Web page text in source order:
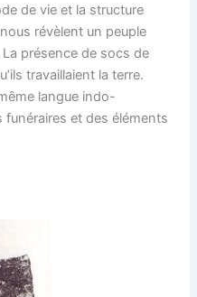
de vie et la structure
révèlent un peuple
présence de socs de
travaillaient la terre.
langue indo-
funéraires et des éléments